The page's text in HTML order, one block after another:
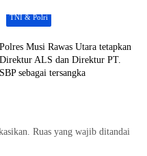
TNI & Polri
Polres Musi Rawas Utara tetapkan
Direktur ALS dan Direktur PT.
SBP sebagai tersangka
Ruas yang wajib ditandai